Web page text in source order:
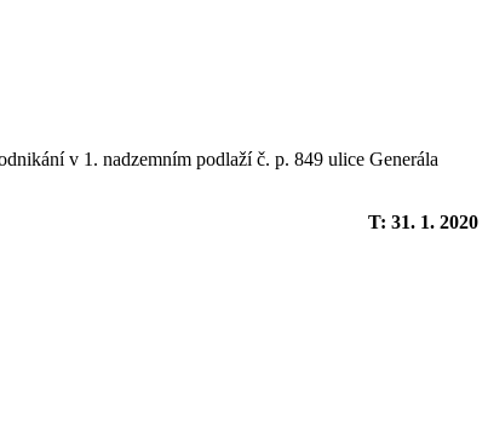
v 1. nadzemním podlaží č. p. 849 ulice Generála
T: 31. 1. 2020